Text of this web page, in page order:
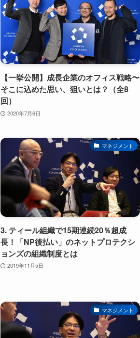
【一挙公開】成長企業のオフィス戦略〜
そこに込めた思い、狙いとは？（全8
回）
2020年7月6日
マネジメント
3. ティール組織で15期連続20％超成
長！「NP後払い」のネットプロテクシ
ョンズの組織制度とは
2019年11月5日
マネジメント